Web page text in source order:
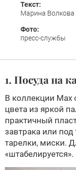
Текст:
Марина Волкова
Фото:
пресс-службы
1. Посуда на
В коллекции Max
цвета из яркой
практичный
завтрака или
тарелки, миски.
«штабелируется».